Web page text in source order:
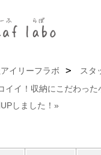
イリーフラボ
スタ
イイ！収納にこだわっ
しました！»